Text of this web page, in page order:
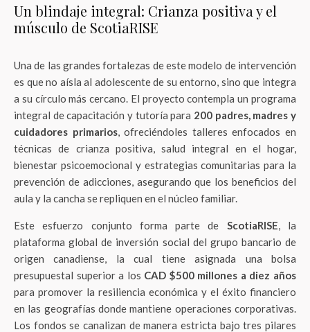
Un blindaje integral: Crianza positiva y el
músculo de ScotiaRISE
Una de las grandes fortalezas de este modelo de intervención
es que no aísla al adolescente de su entorno, sino que integra
a su círculo más cercano. El proyecto contempla un programa
integral de capacitación y tutoría para 200 padres, madres y
cuidadores primarios, ofreciéndoles talleres enfocados en
técnicas de crianza positiva, salud integral en el hogar,
bienestar psicoemocional y estrategias comunitarias para la
prevención de adicciones, asegurando que los beneficios del
aula y la cancha se repliquen en el núcleo familiar.
Este esfuerzo conjunto forma parte de ScotiaRISE, la
plataforma global de inversión social del grupo bancario de
origen canadiense, la cual tiene asignada una bolsa
presupuestal superior a los CAD $500 millones a diez años
para promover la resiliencia económica y el éxito financiero
en las geografías donde mantiene operaciones corporativas.
Los fondos se canalizan de manera estricta bajo tres pilares